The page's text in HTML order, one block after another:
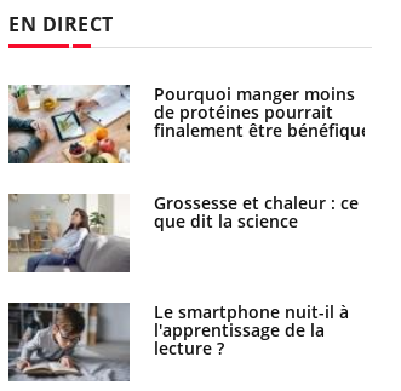
EN DIRECT
Pourquoi manger moins
de protéines pourrait
finalement être bénéfique
Grossesse et chaleur : ce
que dit la science
Le smartphone nuit-il à
l'apprentissage de la
lecture ?